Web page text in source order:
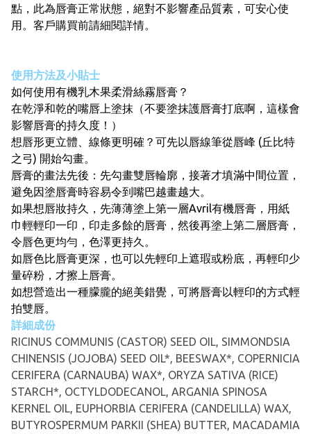
點，此為唇膏正常狀態，絕對不影響產品質素，可安心使
用。客戶購買前請細閱詳情。
使用方法及小貼士
如何使用有機乳木果柔滑絲霧唇膏？
在乾淨和乾的嘴唇上塗抹（不要塗抹護唇膏打底啊，這樣會
影響唇膏的持久度！）
想唇形更立體、線條更明確？可先以唇線筆從唇峰 (丘比特
之弓) 開始勾畫。
唇膏的畫法先後：先勾畫雙唇輪廓，接著才填滿中間位置，
避免因塗唇膏時容易令到嘴巴越畫越大。
如果想唇妝持久，先薄薄塗上第一層Avril有機唇膏，用紙
巾輕輕印一印，印走多餘的唇膏，然後再塗上第二層唇膏，
令唇色更均勻，色澤更持久。
如唇色比唇膏更深，也可以先輕印上遮瑕或粉底，再輕印少
量碎粉，才擦上唇膏。
如想營造出一種朦朧的絕美錯覺，可將唇膏以輕印的方式輕
拍雙唇。
詳細成份
RICINUS COMMUNIS (CASTOR) SEED OIL, SIMMONDSIA
CHINENSIS (JOJOBA) SEED OIL*, BEESWAX*, COPERNICIA
CERIFERA (CARNAUBA) WAX*, ORYZA SATIVA (RICE)
STARCH*, OCTYLDODECANOL, ARGANIA SPINOSA
KERNEL OIL, EUPHORBIA CERIFERA (CANDELILLA) WAX,
BUTYROSPERMUM PARKII (SHEA) BUTTER, MACADAMIA